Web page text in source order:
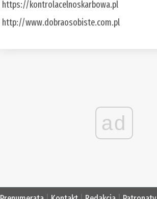
https://kontrolacelnoskarbowa.pl
http://www.dobraosobiste.com.pl
ad